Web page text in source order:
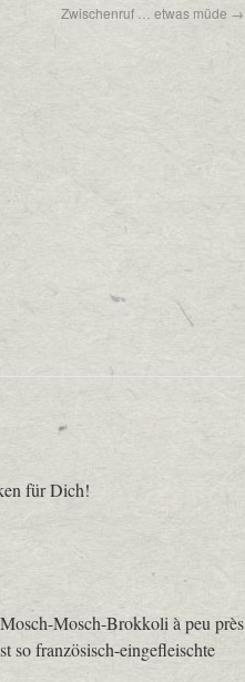
Zwischenruf … etwas müde →
für Dich!
Mosch-Brokkoli à peu près
so französisch-eingefleischte